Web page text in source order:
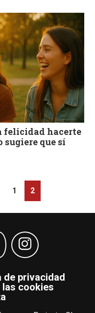
felicidad hacerte
sugiere que sí
Página
1 Página
2
de privacidad
cookies